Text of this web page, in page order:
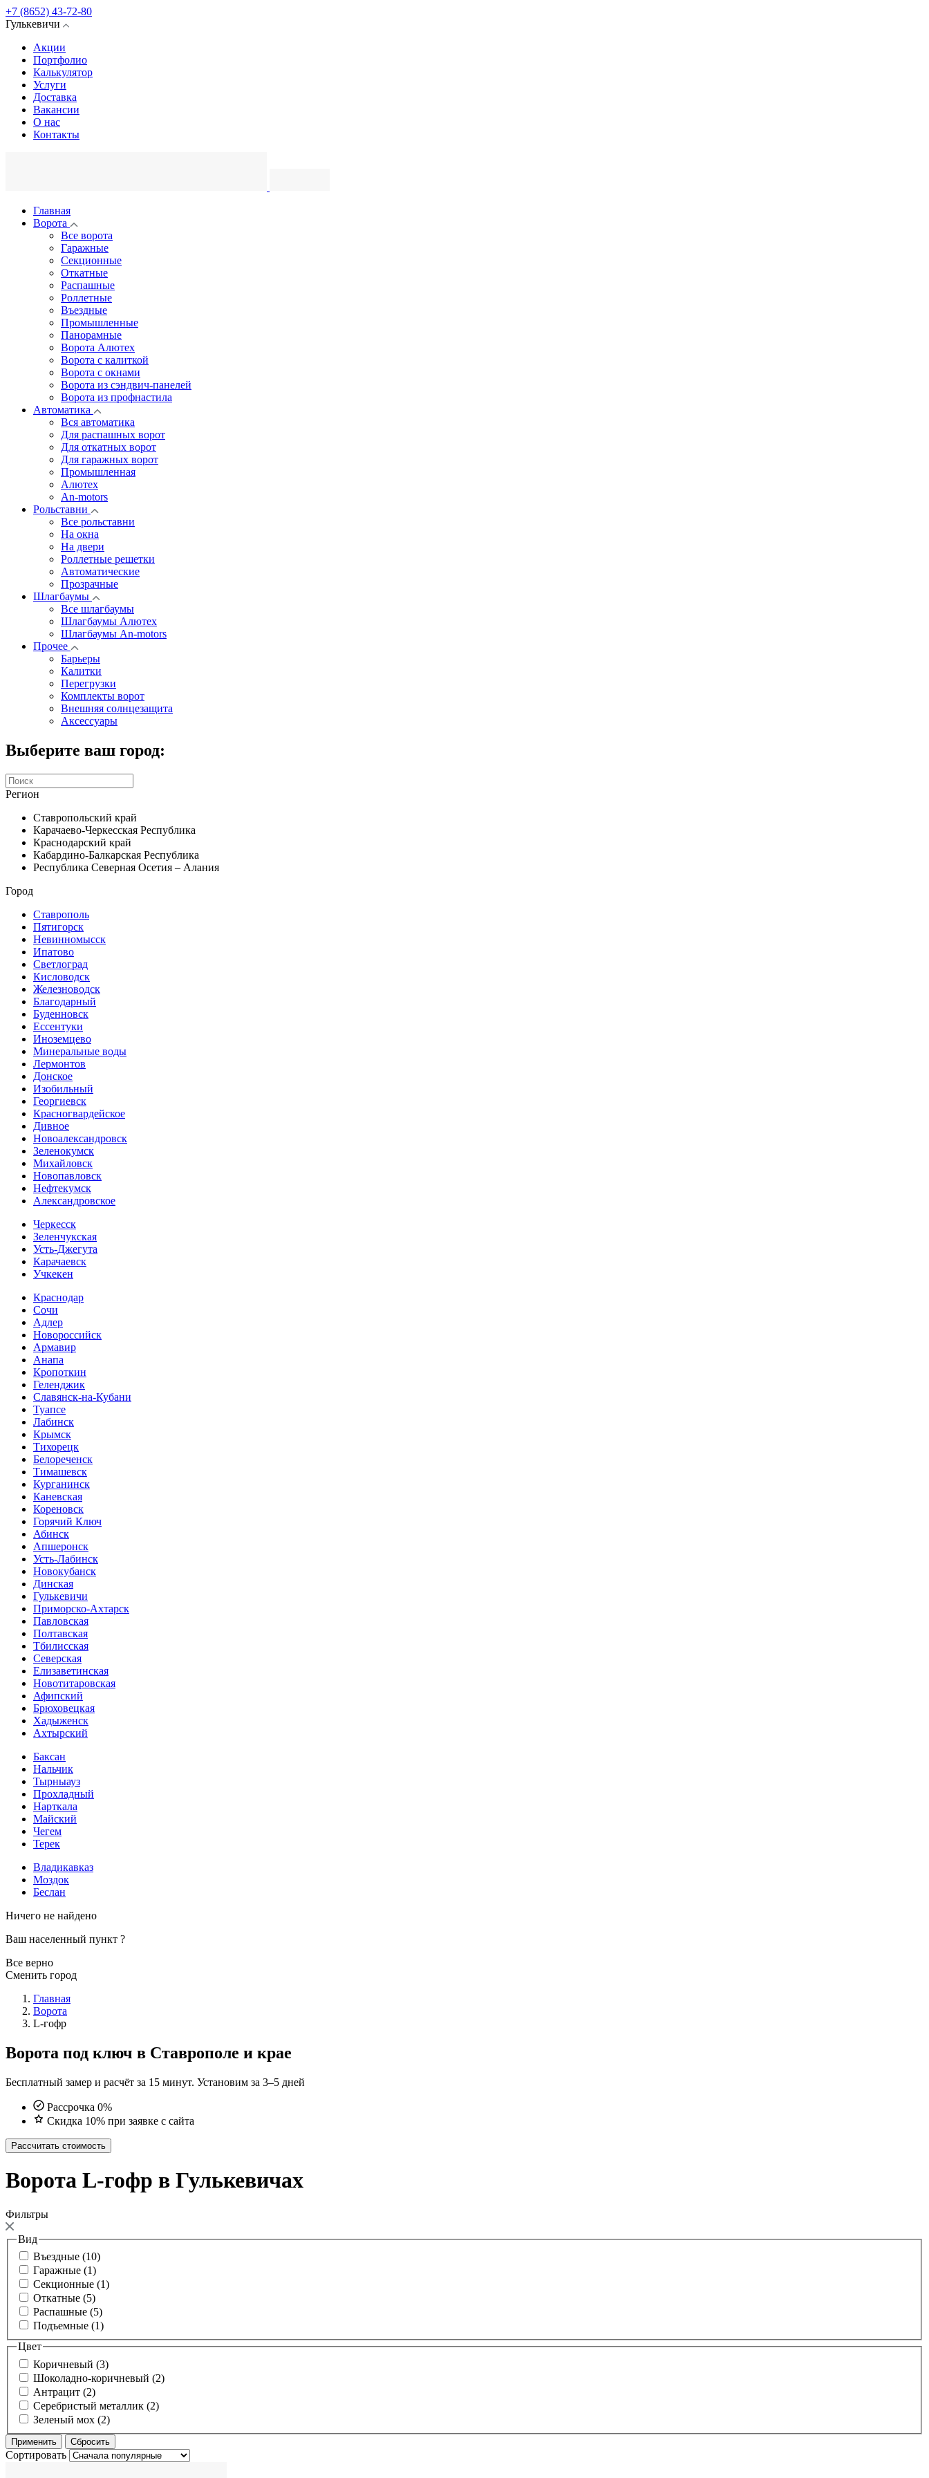
+7 (8652) 43-72-80
Гулькевичи
Акции
Портфолио
Калькулятор
Услуги
Доставка
Вакансии
О нас
Контакты
Главная
Ворота
Все ворота
Гаражные
Секционные
Откатные
Распашные
Роллетные
Въездные
Промышленные
Панорамные
Ворота Алютех
Ворота с калиткой
Ворота c окнами
Ворота из сэндвич-панелей
Ворота из профнастила
Автоматика
Вся автоматика
Для распашных ворот
Для откатных ворот
Для гаражных ворот
Промышленная
Алютех
An-motors
Рольставни
Все рольставни
На окна
На двери
Роллетные решетки
Автоматические
Прозрачные
Шлагбаумы
Все шлагбаумы
Шлагбаумы Алютех
Шлагбаумы An-motors
Прочее
Барьеры
Калитки
Перегрузки
Комплекты ворот
Внешняя солнцезащита
Аксессуары
Выберите ваш город:
Регион
Ставропольский край
Карачаево-Черкесская Республика
Краснодарский край
Кабардино-Балкарская Республика
Республика Северная Осетия – Алания
Город
Ставрополь
Пятигорск
Невинномысск
Ипатово
Светлоград
Кисловодск
Железноводск
Благодарный
Буденновск
Ессентуки
Иноземцево
Минеральные воды
Лермонтов
Донское
Изобильный
Георгиевск
Красногвардейское
Дивное
Новоалександровск
Зеленокумск
Михайловск
Новопавловск
Нефтекумск
Александровское
Черкесск
Зеленчукская
Усть-Джегута
Карачаевск
Учкекен
Краснодар
Сочи
Адлер
Новороссийск
Армавир
Анапа
Кропоткин
Геленджик
Славянск-на-Кубани
Туапсе
Лабинск
Крымск
Тихорецк
Белореченск
Тимашевск
Курганинск
Каневская
Кореновск
Горячий Ключ
Абинск
Апшеронск
Усть-Лабинск
Новокубанск
Динская
Гулькевичи
Приморско-Ахтарск
Павловская
Полтавская
Тбилисская
Северская
Елизаветинская
Новотитаровская
Афипский
Брюховецкая
Хадыженск
Ахтырский
Баксан
Нальчик
Тырныауз
Прохладный
Нарткала
Майский
Чегем
Терек
Владикавказ
Моздок
Беслан
Ничего не найдено
Ваш населенный пункт ?
Все верно
Сменить город
Главная
Ворота
L-гофр
Ворота под ключ в Ставрополе и крае
Бесплатный замер и расчёт за 15 минут. Установим за 3–5 дней
Рассрочка 0%
Скидка 10% при заявке с сайта
Рассчитать стоимость
Ворота L-гофр в Гулькевичах
Фильтры
Вид
Въездные (10)
Гаражные (1)
Секционные (1)
Откатные (5)
Распашные (5)
Подъемные (1)
Цвет
Коричневый (3)
Шоколадно-коричневый (2)
Антрацит (2)
Серебристый металлик (2)
Зеленый мох (2)
Сортировать